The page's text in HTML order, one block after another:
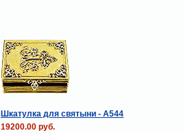
Шкатулка для святыни - А544
19200.00 руб.